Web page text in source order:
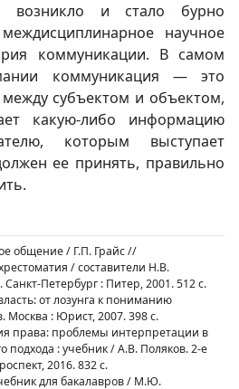
и стало бурно
научное
коммуникации. В самом
коммуникация — это
субъектом и объектом,
какую-либо информацию
которым выступает
ее принять, правильно
общение / Г.П. Грайс //
/ составители Н.В.
Петербург : Питер, 2001. 512 с.
от лозунга к пониманию
Москва : Юрист, 2007. 398 с.
права: проблемы интерпретации в
подхода : учебник / А.В. Поляков. 2-е
2016. 832 с.
для бакалавров / М.Ю.